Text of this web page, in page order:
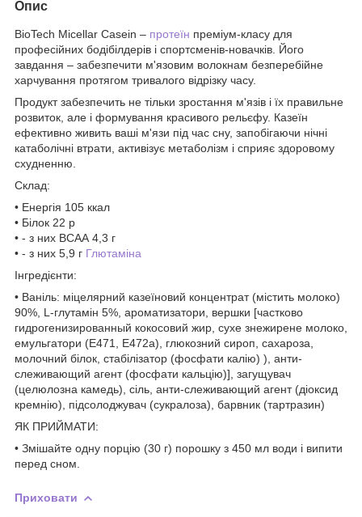
Опис
BioTech Micellar Casein – протеїн преміум-класу для
професійних бодібілдерів і спортсменів-новачків. Його
завдання – забезпечити м'язовим волокнам безперебійне
харчування протягом тривалого відрізку часу.
Продукт забезпечить не тільки зростання м'язів і їх правильне
розвиток, але і формування красивого рельєфу. Казеїн
ефективно живить ваші м'язи під час сну, запобігаючи нічні
катаболічні втрати, активізує метаболізм і сприяє здоровому
схудненню.
Склад:
• Енергія 105 ккал
• Білок 22 р
• - з них ВСАА 4,3 г
• - з них 5,9 г Глютаміна
Інгредієнти:
• Ваніль: міцелярний казеїновий концентрат (містить молоко)
90%, L-глутамін 5%, ароматизатори, вершки [частково
гидрогенизированный кокосовий жир, сухе знежирене молоко,
емульгатори (E471, E472a), глюкозний сироп, сахароза,
молочний білок, стабілізатор (фосфати калію) ), анти-
слеживающий агент (фосфати кальцію)], загущувач
(целюлозна камедь), сіль, анти-слеживающий агент (діоксид
кремнію), підсолоджувач (сукралоза), барвник (тартразин)
ЯК ПРИЙМАТИ:
• Змішайте одну порцію (30 г) порошку з 450 мл води і випити
перед сном.
Приховати